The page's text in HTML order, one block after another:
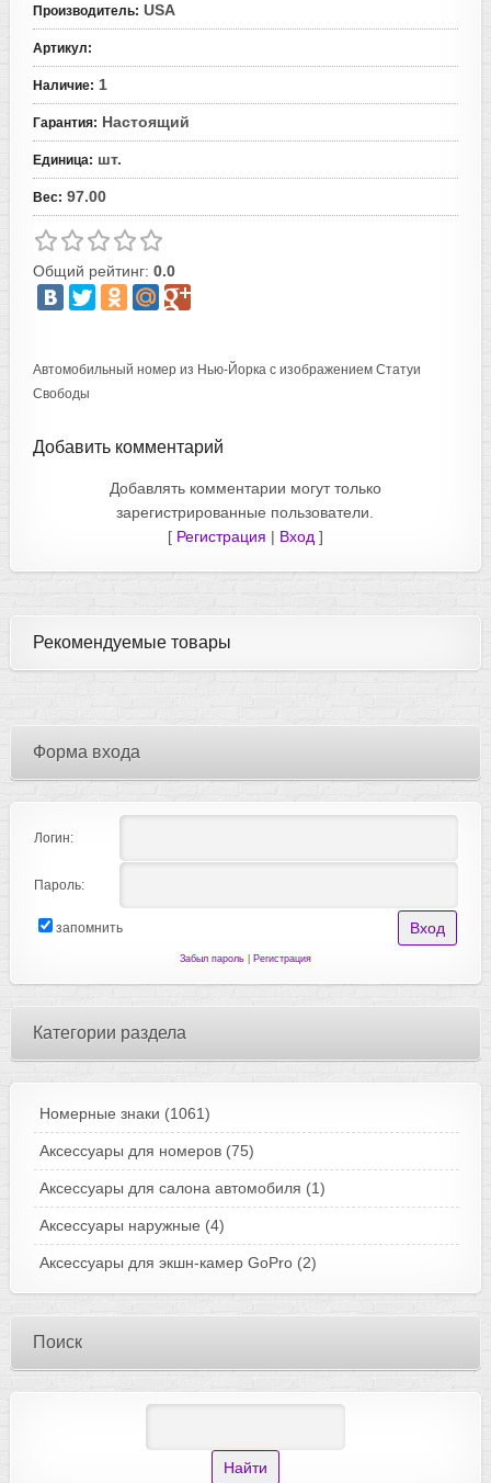
Производитель: USA
Артикул:
Наличие: 1
Гарантия: Настоящий
Единица: шт.
Вес: 97.00
Общий рейтинг: 0.0
Автомобильный номер из Нью-Йорка с изображением Статуи
Свободы
Добавить комментарий
Добавлять комментарии могут только
зарегистрированные пользователи.
[ Регистрация | Вход ]
Рекомендуемые товары
Форма входа
Логин:
Пароль:
запомнить
Забыл пароль| Регистрация
Категории раздела
Номерные знаки (1061)
Аксессуары для номеров (75)
Аксессуары для салона автомобиля (1)
Аксессуары наружные (4)
Аксессуары для экшн-камер GoPro (2)
Поиск